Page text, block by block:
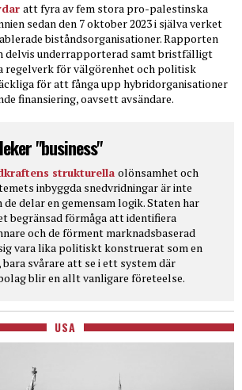
att fyra av fem stora pro-palestinska
sedan den 7 oktober 2023 i själva verket
biståndsorganisationer. Rapporten
delvis underrapporterad samt bristfälligt
regelverk för välgörenhet och politisk
för att fånga upp hybridorganisationer
finansiering, oavsett avsändare.
"business"
strukturella olönsamhet och
inbyggda snedvridningar är inte
delar en gemensam logik. Staten har
begränsad förmåga att identifiera
och de förment marknadsbaserad
vara lika politiskt konstruerat som en
svårare att se i ett system där
blir en allt vanligare företeelse.
USA